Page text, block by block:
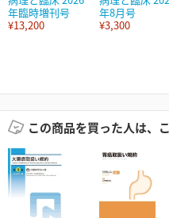
年臨時増刊号
¥13,200
年8月号
¥3,300
この商品を買った人は、